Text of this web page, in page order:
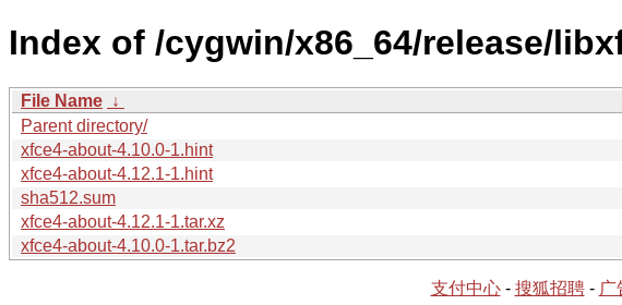
Index of /cygwin/x86_64/release/
File Name ↓
Parent directory/
xfce4-about-4.10.0-1.hint
xfce4-about-4.12.1-1.hint
sha512.sum
xfce4-about-4.12.1-1.tar.xz
xfce4-about-4.10.0-1.tar.bz2
支付中心- 搜狐招聘- 广